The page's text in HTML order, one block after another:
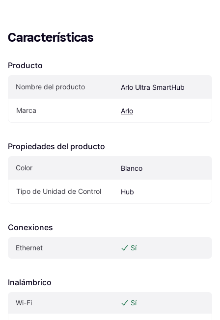
Características
Producto
Nombre del producto Arlo Ultra SmartHub
Marca Arlo
Propiedades del producto
Color Blanco
Tipo de Unidad de Control Hub
Conexiones
Ethernet Sí
Inalámbrico
Wi-Fi Sí